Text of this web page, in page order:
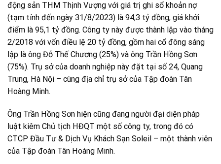
động sản THM Thịnh Vượng với giá trị ghi sổ khoản nợ
(tạm tính đến ngày 31/8/2023) là 94,3 tỷ đồng; giá khởi
điểm là 95,1 tỷ đồng. Công ty này được thành lập vào tháng
2/2018 với vốn điều lệ 20 tỷ đồng, gồm hai cổ đông sáng
lập là ông Đỗ Thế Chương (25%) và ông Trần Hồng Sơn
(75%). Trụ sở của doanh nghiệp này đặt tại số 24, Quang
Trung, Hà Nội – cùng địa chỉ trụ sở của Tập đoàn Tân
Hoàng Minh.
Ông Trần Hồng Sơn hiện cũng đang người đại diện pháp
luật kiêm Chủ tịch HĐQT một số công ty, trong đó có
CTCP Đầu Tư & Dịch Vụ Khách Sạn Soleil – một thành viên
của Tập đoàn Tân Hoàng Minh.